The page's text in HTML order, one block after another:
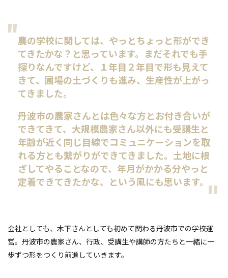
農の学校に関しては、やっとちょっと形ができ
てきたかな？と思っています。まだそれでも手
探りなんですけど、１年目２年目で形も見えて
きて、圃場の土づくりも進み、生産性が上がっ
てきました。
丹波市の農家さんとは色々な方とお付き合いが
できてきて、大規模農家さん以外にも受講生と
年齢が近く同じ目線でコミュニケーションを取
れる方とも繋がりができてきました。土地に根
ざしてやることなので、年月がかかる分やっと
定着できてきたかな、という風にも思います。
会社としても、木下さんとしても初めて関わる丹波市での学校運
営。丹波市の農家さん、行政、受講生や講師の方たちと一緒に一
歩ずつ形をつくり前進していきます。